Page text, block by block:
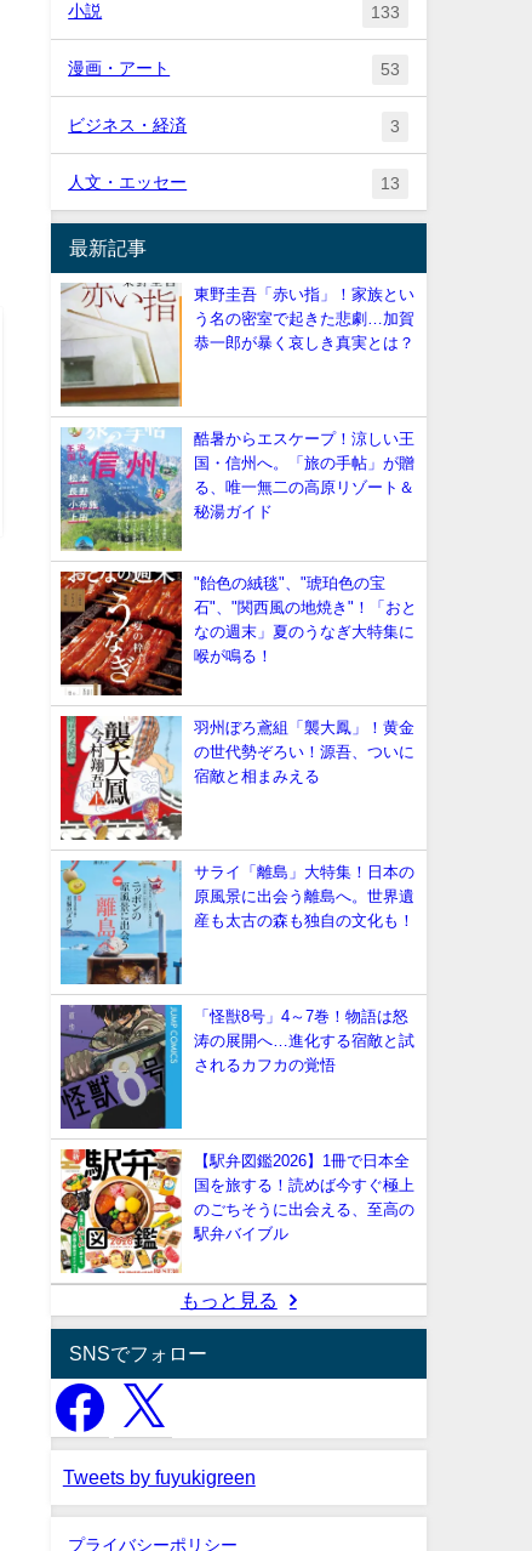
小説 133
漫画・アート 53
ビジネス・経済 3
人文・エッセー 13
最新記事
東野圭吾「赤い指」！家族とい
う名の密室で起きた悲劇…加賀
恭一郎が暴く哀しき真実とは？
酷暑からエスケープ！涼しい王
国・信州へ。「旅の手帖」が贈
る、唯一無二の高原リゾート＆
秘湯ガイド
"飴色の絨毯"、"琥珀色の宝
石"、"関西風の地焼き"！「おと
なの週末」夏のうなぎ大特集に
喉が鳴る！
羽州ぼろ鳶組「襲大鳳」！黄金
の世代勢ぞろい！源吾、ついに
宿敵と相まみえる
サライ「離島」大特集！日本の
原風景に出会う離島へ。世界遺
産も太古の森も独自の文化も！
「怪獣8号」4～7巻！物語は怒
涛の展開へ…進化する宿敵と試
されるカフカの覚悟
【駅弁図鑑2026】1冊で日本全
国を旅する！読めば今すぐ極上
のごちそうに出会える、至高の
駅弁バイブル
もっと見る
SNSでフォロー
Tweets by fuyukigreen
プライバシーポリシー